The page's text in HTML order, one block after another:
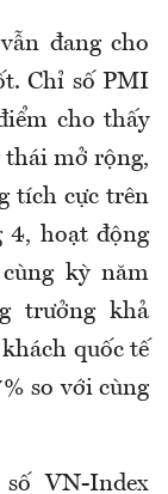
đang cho
Chỉ số PMI
cho thấy
mở rộng,
tích cực trên
4, hoạt động
kỳ năm
trưởng khả
quốc tế
so với cùng
VN-Index